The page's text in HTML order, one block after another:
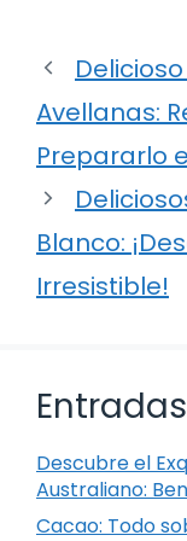
Avellanas:
Prepararlo
Blanco:
Irresistible!
Descubre el
Australiano:
Cacao: Todo